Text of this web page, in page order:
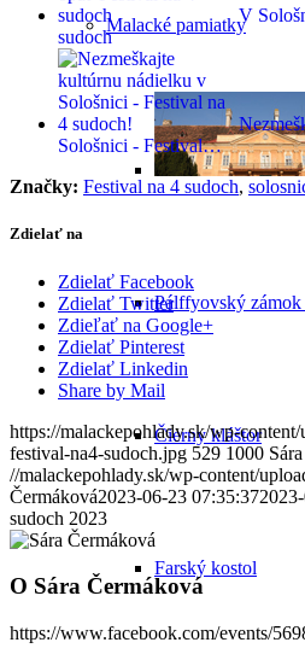
Malacké pamiatky
Pálffyovský
Čierny kláštor
Farský kostol
V
sudoch
Sološnici - Festival…
Značky: Festival na 4 sudoch,
Zdielať na
Zdielať Facebook
Zdielať Twitter
Zdieľať na Google+
Zdielať Pinterest
Zdielať Linkedin
Share by Mail
https://malackepohlady.sk/wp-
festival-na4-sudoch.jpg 529 1000
//malackepohlady.sk/wp-content/
Čermáková2023-06-23 07:35:37
sudoch 2023
O Sára Čermáková
https://www.facebook.com/events/